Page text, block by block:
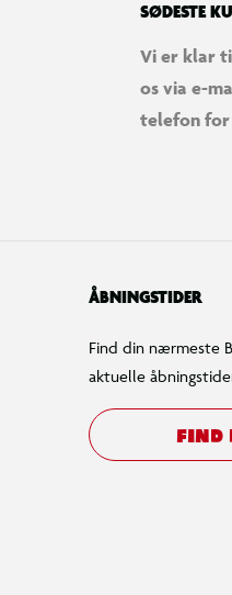
SØDESTE
Vi er klar
os via e-
telefon for
ÅBNINGSTIDER
Find din nærmeste
aktuelle
FIND